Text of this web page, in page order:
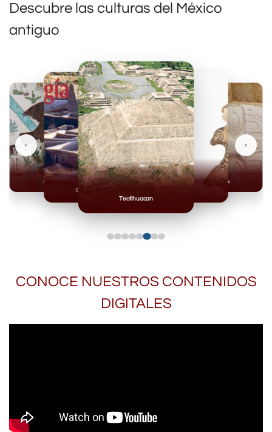
Descubre las culturas del México
antiguo
Casas Grandes
Huasteca
‹ ›
CONOCE NUESTROS CONTENIDOS
DIGITALES